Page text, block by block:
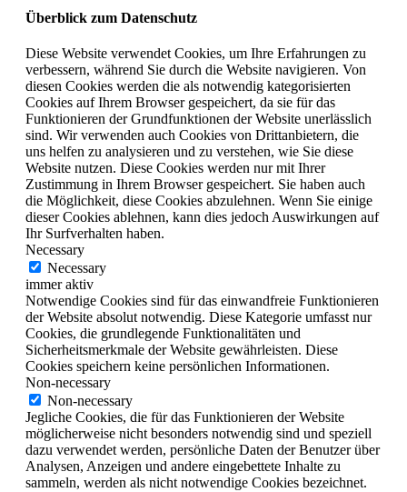
Überblick zum Datenschutz
Diese Website verwendet Cookies, um Ihre Erfahrungen zu
verbessern, während Sie durch die Website navigieren. Von
diesen Cookies werden die als notwendig kategorisierten
Cookies auf Ihrem Browser gespeichert, da sie für das
Funktionieren der Grundfunktionen der Website unerlässlich
sind. Wir verwenden auch Cookies von Drittanbietern, die
uns helfen zu analysieren und zu verstehen, wie Sie diese
Website nutzen. Diese Cookies werden nur mit Ihrer
Zustimmung in Ihrem Browser gespeichert. Sie haben auch
die Möglichkeit, diese Cookies abzulehnen. Wenn Sie einige
dieser Cookies ablehnen, kann dies jedoch Auswirkungen auf
Ihr Surfverhalten haben.
Necessary
Necessary
immer aktiv
Notwendige Cookies sind für das einwandfreie Funktionieren
der Website absolut notwendig. Diese Kategorie umfasst nur
Cookies, die grundlegende Funktionalitäten und
Sicherheitsmerkmale der Website gewährleisten. Diese
Cookies speichern keine persönlichen Informationen.
Non-necessary
Non-necessary
Jegliche Cookies, die für das Funktionieren der Website
möglicherweise nicht besonders notwendig sind und speziell
dazu verwendet werden, persönliche Daten der Benutzer über
Analysen, Anzeigen und andere eingebettete Inhalte zu
sammeln, werden als nicht notwendige Cookies bezeichnet.